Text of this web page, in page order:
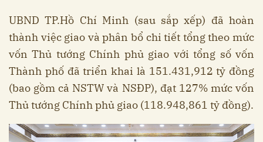
UBND TP.Hồ Chí Minh (sau sắp xếp) đã hoàn
thành việc giao và phân bổ chi tiết tổng theo mức
vốn Thủ tướng Chính phủ giao với tổng số vốn
Thành phố đã triển khai là 151.431,912 tỷ đồng
(bao gồm cả NSTW và NSĐP), đạt 127% mức vốn
Thủ tướng Chính phủ giao (118.948,861 tỷ đồng).